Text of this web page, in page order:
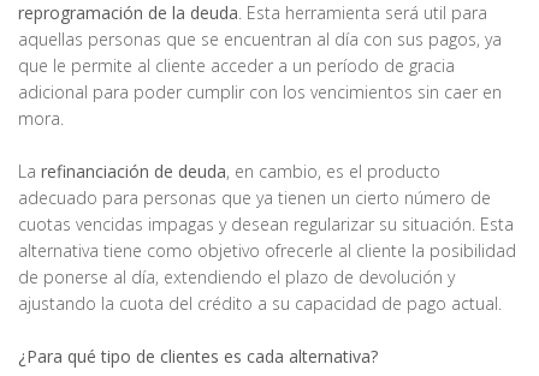
reprogramación de la deuda. Esta herramienta será util para
aquellas personas que se encuentran al día con sus pagos, ya
que le permite al cliente acceder a un período de gracia
adicional para poder cumplir con los vencimientos sin caer en
mora.
La refinanciación de deuda, en cambio, es el producto
adecuado para personas que ya tienen un cierto número de
cuotas vencidas impagas y desean regularizar su situación. Esta
alternativa tiene como objetivo ofrecerle al cliente la posibilidad
de ponerse al día, extendiendo el plazo de devolución y
ajustando la cuota del crédito a su capacidad de pago actual.
¿Para qué tipo de clientes es cada alternativa?